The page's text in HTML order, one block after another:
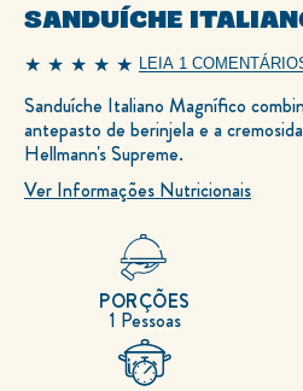
SANDUÍCHE
A
média
deste
Sanduíche
Italiano
Magnífico
é
5.0
LEIA 1
Sanduíche Italiano Magnífico
antepasto de berinjela e a
Hellmann's Supreme.
Ver Informações Nutricionais
1 Pessoas
PORÇÕES